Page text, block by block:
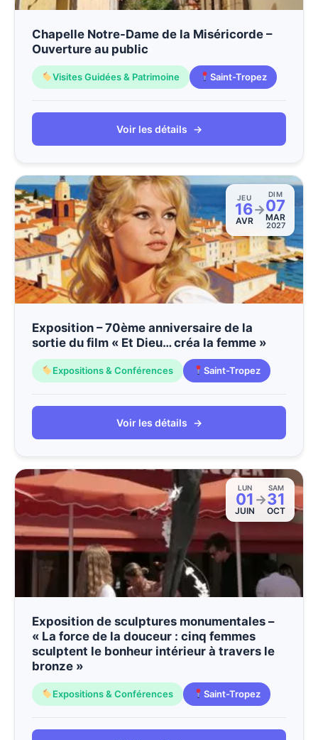
Chapelle Notre-Dame de la Miséricorde –
Ouverture au public
Visites Guidées & Patrimoine Saint-Tropez
Voir les détails →
JEU
16
AVR
→
DIM
07
MAR
2027
Exposition – 70ème anniversaire de la
sortie du film « Et Dieu… créa la femme »
Expositions & Conférences Saint-Tropez
Voir les détails →
LUN
01
JUIN
→
SAM
31
OCT
Exposition de sculptures monumentales –
« La force de la douceur : cinq femmes
sculptent le bonheur intérieur à travers le
bronze »
Expositions & Conférences Saint-Tropez